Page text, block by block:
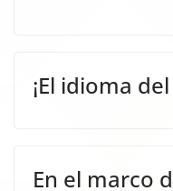
¡El idioma
En el marco